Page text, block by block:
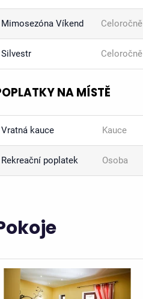
Mimosezóna Víkend Celoročně
Silvestr Celoročně
NA MÍSTĚ
Vratná kauce Kauce
Rekreační poplatek Osoba